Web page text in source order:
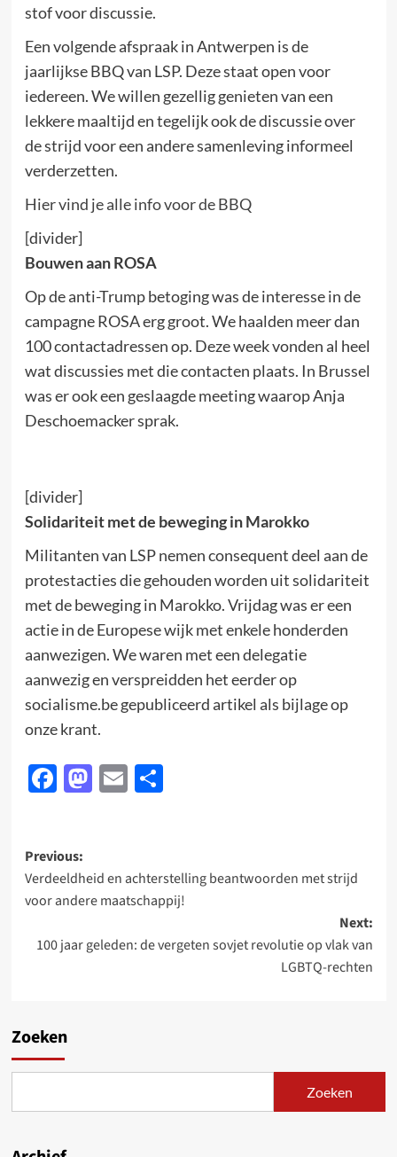
stof voor discussie.
Een volgende afspraak in Antwerpen is de
jaarlijkse BBQ van LSP. Deze staat open voor
iedereen. We willen gezellig genieten van een
lekkere maaltijd en tegelijk ook de discussie over
de strijd voor een andere samenleving informeel
verderzetten.
Hier vind je alle info voor de BBQ
[divider]
Bouwen aan ROSA
Op de anti-Trump betoging was de interesse in de
campagne ROSA erg groot. We haalden meer dan
100 contactadressen op. Deze week vonden al heel
wat discussies met die contacten plaats. In Brussel
was er ook een geslaagde meeting waarop Anja
Deschoemacker sprak.
[divider]
Solidariteit met de beweging in Marokko
Militanten van LSP nemen consequent deel aan de
protestacties die gehouden worden uit solidariteit
met de beweging in Marokko. Vrijdag was er een
actie in de Europese wijk met enkele honderden
aanwezigen. We waren met een delegatie
aanwezig en verspreidden het eerder op
socialisme.be gepubliceerd artikel als bijlage op
onze krant.
Facebook
Mastodon
EmailDelen
Post
navigation
Previous:
Verdeeldheid en achterstelling beantwoorden met strijd
voor andere maatschappij!
Next:
100 jaar geleden: de vergeten sovjet revolutie op vlak van
LGBTQ-rechten
Zoeken
Zoeken